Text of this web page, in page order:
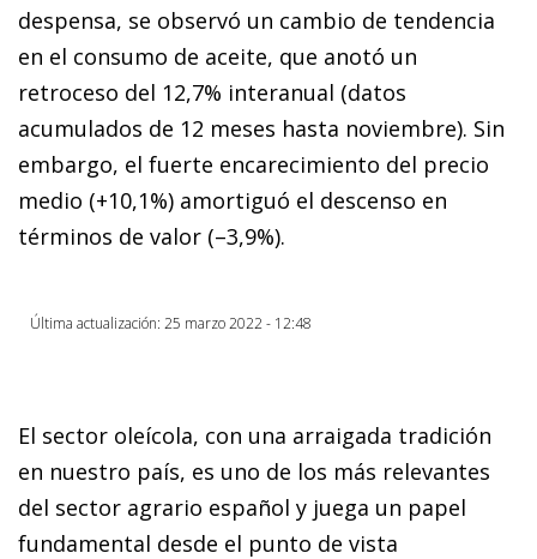
despensa, se observó un cambio de tendencia
en el consumo de aceite, que anotó un
retroceso del 12,7% interanual (datos
acumulados de 12 meses hasta noviembre). Sin
embargo, el fuerte encarecimiento del precio
medio (+10,1%) amortiguó el descenso en
términos de valor (–3,9%).
Última actualización: 25 marzo 2022 - 12:48
El sector oleícola, con una arraigada tradición
en nuestro país, es uno de los más relevantes
del sector agrario español y juega un papel
fundamental desde el punto de vista